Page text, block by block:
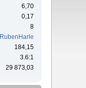
6,70
0,17
8
RubenHarle
184,15
3.6:1
29 873,03